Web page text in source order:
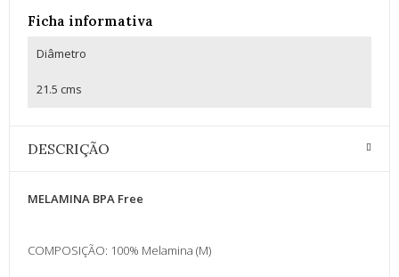
Ficha informativa
Diâmetro
21.5 cms
DESCRIÇÃO
MELAMINA BPA Free
COMPOSIÇÃO: 100% Melamina (M)